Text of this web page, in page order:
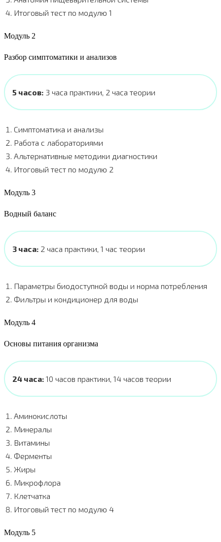
Итоговый тест по модулю 1
Модуль 2
Разбор симптоматики и анализов
5 часов: 3 часа практики, 2 часа теории
Симптоматика и анализы
Работа с лабораториями
Альтернативные методики диагностики
Итоговый тест по модулю 2
Модуль 3
Водный баланс
3 часа: 2 часа практики, 1 час теории
Параметры биодоступной воды и норма потребления
Фильтры и кондиционер для воды
Модуль 4
Основы питания организма
24 часа: 10 часов практики, 14 часов теории
Аминокислоты
Минералы
Витамины
Ферменты
Жиры
Микрофлора
Клетчатка
Итоговый тест по модулю 4
Модуль 5